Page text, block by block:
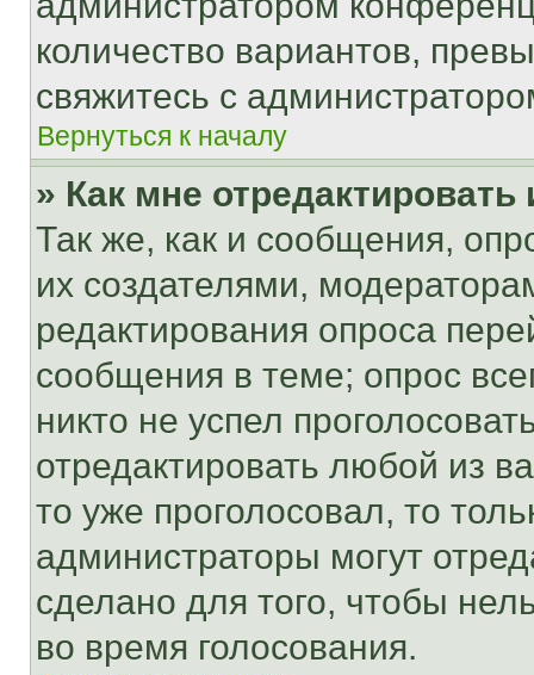
количество вариантов,
свяжитесь с
Вернуться к началу
» Как мне
Так же, как и сообщения,
их создателями,
редактирования опроса
сообщения в теме; опрос
никто не успел
отредактировать любой из
то уже проголосовал, то
администраторы могут
сделано для того, чтобы
во время голосования.